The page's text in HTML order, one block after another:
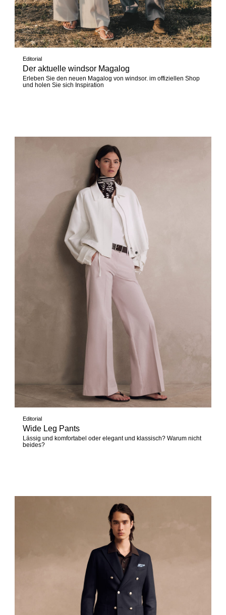
Editorial
Der aktuelle windsor Magalog
Erleben Sie den neuen Magalog von windsor. im offiziellen Shop
und holen Sie sich Inspiration
Editorial
Wide Leg Pants
Lässig und komfortabel oder elegant und klassisch? Warum nicht
beides?